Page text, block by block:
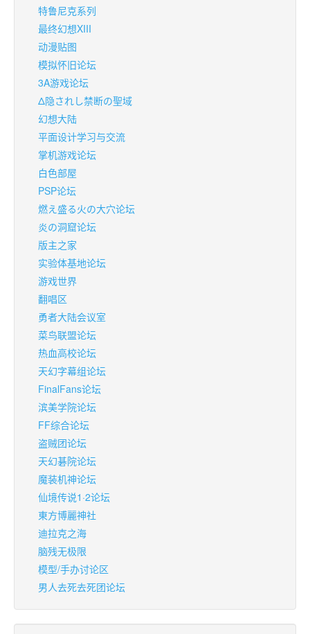
特鲁尼克系列
最终幻想XIII
动漫贴图
模拟怀旧论坛
3A游戏论坛
Δ隐されし禁断の聖域
幻想大陆
平面设计学习与交流
掌机游戏论坛
白色部屋
PSP论坛
燃え盛る火の大穴论坛
炎の洞窟论坛
版主之家
实验体基地论坛
游戏世界
翻唱区
勇者大陆会议室
菜鸟联盟论坛
热血高校论坛
天幻字幕组论坛
FinalFans论坛
滨美学院论坛
FF综合论坛
盗贼团论坛
天幻碁院论坛
魔装机神论坛
仙境传说1·2论坛
東方博麗神社
迪拉克之海
脑残无极限
模型/手办讨论区
男人去死去死团论坛